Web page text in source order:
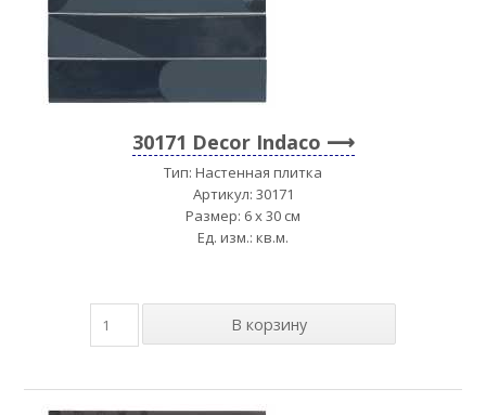
30171 Decor Indaco
Тип: Настенная плитка
Артикул: 30171
Размер: 6 x 30 см
Ед. изм.: кв.м.